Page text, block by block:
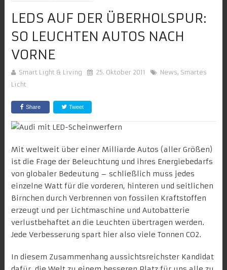
LEDS AUF DER ÜBERHOLSPUR:
SO LEUCHTEN AUTOS NACH
VORNE
Smart Light & Living 25. Oktober 2011 News, Smartes
Licht
Share Tweet
Mit weltweit über einer Milliarde Autos (aller Größen)
ist die Frage der Beleuchtung und ihres Energiebedarfs
von globaler Bedeutung – schließlich muss jedes
einzelne Watt für die vorderen, hinteren und seitlichen
Birnchen durch Verbrennen von fossilen Kraftstoffen
erzeugt und per Lichtmaschine und Autobatterie
verlustbehaftet an die Leuchten übertragen werden.
Jede Verbesserung spart hier also viele Tonnen CO2.
In diesem Zusammenhang aussichtsreichster Kandidat